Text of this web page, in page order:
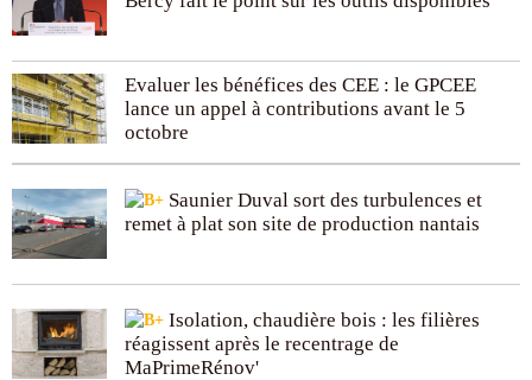
Evaluer les bénéfices des CEE : le GPCEE
lance un appel à contributions avant le 5
octobre
Saunier Duval sort des turbulences et
remet à plat son site de production nantais
Isolation, chaudière bois : les filières
réagissent après le recentrage de
MaPrimeRénov'